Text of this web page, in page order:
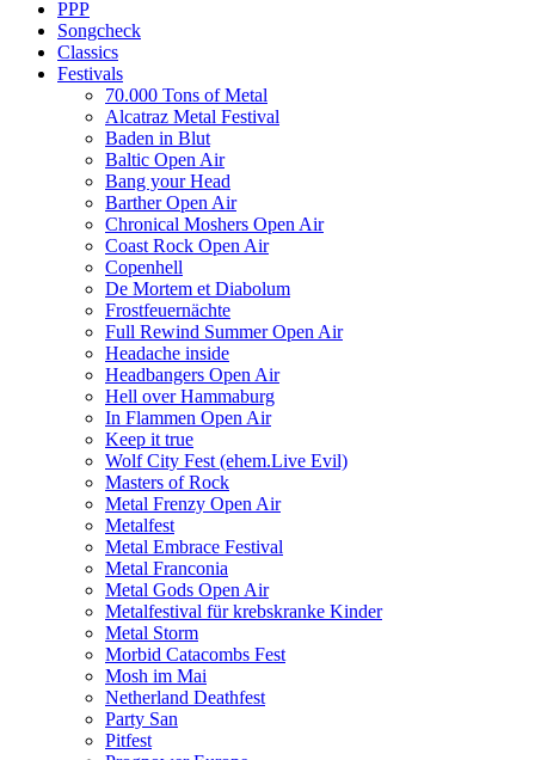
PPP
Songcheck
Classics
Festivals
70.000 Tons of Metal
Alcatraz Metal Festival
Baden in Blut
Baltic Open Air
Bang your Head
Barther Open Air
Chronical Moshers Open Air
Coast Rock Open Air
Copenhell
De Mortem et Diabolum
Frostfeuernächte
Full Rewind Summer Open Air
Headache inside
Headbangers Open Air
Hell over Hammaburg
In Flammen Open Air
Keep it true
Wolf City Fest (ehem.Live Evil)
Masters of Rock
Metal Frenzy Open Air
Metalfest
Metal Embrace Festival
Metal Franconia
Metal Gods Open Air
Metalfestival für krebskranke Kinder
Metal Storm
Morbid Catacombs Fest
Mosh im Mai
Netherland Deathfest
Party San
Pitfest